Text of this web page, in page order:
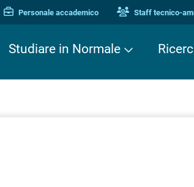
Personale accademico Staff tecnico-
Studiare in Normale